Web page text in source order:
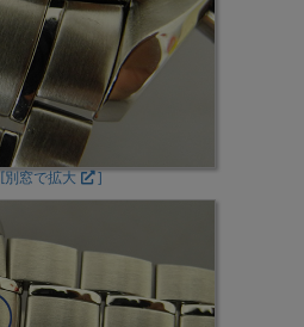
[別窓で拡大 ]